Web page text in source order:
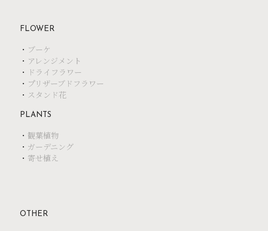
FLOWER
・ ブーケ
・ アレンジメント
・ ドライフラワー
・ プリザーブドフラワー
・ スタンド花
PLANTS
・ 観葉植物
・ ガーデニング
・ 寄せ植え
OTHER